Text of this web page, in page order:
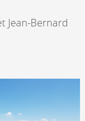
Jean-Bernard